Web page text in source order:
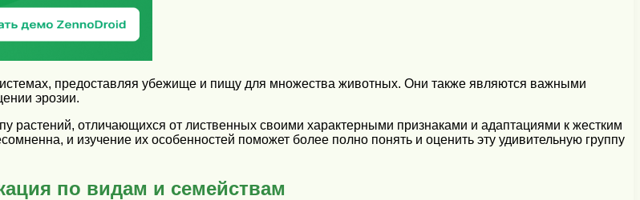
предоставляя убежище и пищу для множества животных. Они также являются важными
эрозии.
растений, отличающихся от лиственных своими характерными признаками и адаптациями к жестким
и изучение их особенностей поможет более полно понять и оценить эту удивительную группу
по видам и семействам